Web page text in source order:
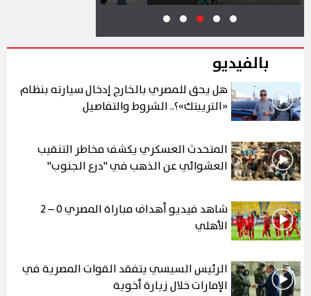
بالفيديو
هل يحق للمصري بالخارج إدخال سيارته بنظام
«التريبتك»؟.. الشروط والتفاصيل
المتحدث العسكري يكشف مخاطر التنقيب
العشوائي عن الذهب في "درع الجنوب"
شاهد فيديو أهداف مباراة المصري 0 – 2
الأهلي
الرئيس السيسي يتفقد القوات المصرية في
الإمارات خلال زيارة أخوية